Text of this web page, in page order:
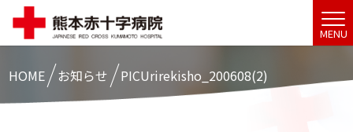
MENU
HOME お知らせ PICUrirekisho_200608(2)